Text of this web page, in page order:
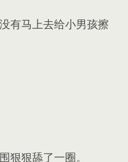
有马上去给小男孩擦
狠狠舔了一圈。